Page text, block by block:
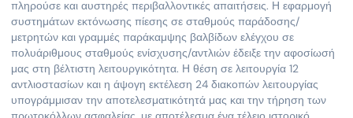
πληρούσε και αυστηρές περιβαλλοντικές απαιτήσεις. Η εφαρμογή
συστημάτων εκτόνωσης πίεσης σε σταθμούς παράδοσης/
μετρητών και γραμμές παράκαμψης βαλβίδων ελέγχου σε
πολυάριθμους σταθμούς ενίσχυσης/αντλιών έδειξε την αφοσίωσή
μας στη βέλτιστη λειτουργικότητα. Η θέση σε λειτουργία 12
αντλιοστασίων και η άψογη εκτέλεση 24 διακοπών λειτουργίας
υπογράμμισαν την αποτελεσματικότητά μας και την τήρηση των